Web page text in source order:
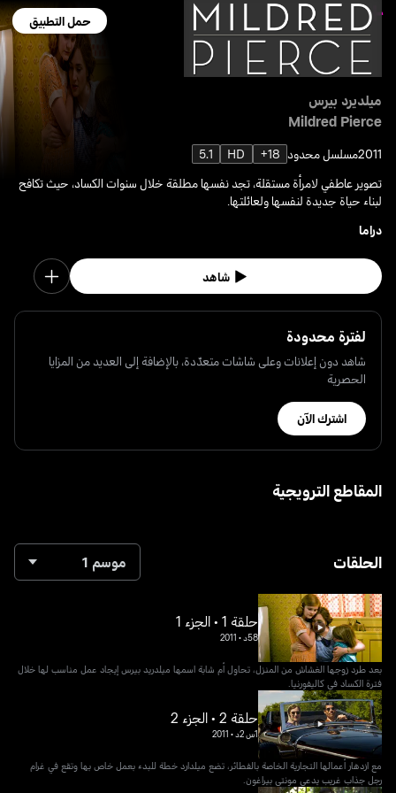
حمل التطبيق
ميلديرد بيرس
Mildred Pierce
2011مسلسل محدود 18+
HD
5.1
تصوير عاطفي لامرأة مستقلة، تجد نفسها مطلقة خلال سنوات الكساد، حيث تكافح
لبناء حياة جديدة لنفسها ولعائلتها.
دراما
شاهد
لفترة محدودة
شاهد دون إعلانات وعلى شاشات متعدّدة، بالإضافة إلى العديد من المزايا
الحصرية
اشترك الآن
المقاطع الترويجية
الحلقات موسم 1
حلقة 1 • الجزء 1
58د •
2011
بعد طرد زوجها الغشاش من المنزل، تحاول أم شابة اسمها ميلدريد بيرس إيجاد عمل مناسب لها خلال
فترة الكساد في كاليفورنيا.
حلقة 2 • الجزء 2
1س 2د •
2011
مع ازدهار أعمالها التجارية الخاصة بالفطائر، تضع ميلدارد خطة للبدء بعمل خاص بها وتقع في غرام
رجل جذاب غريب يدعى مونتي بيراغون.